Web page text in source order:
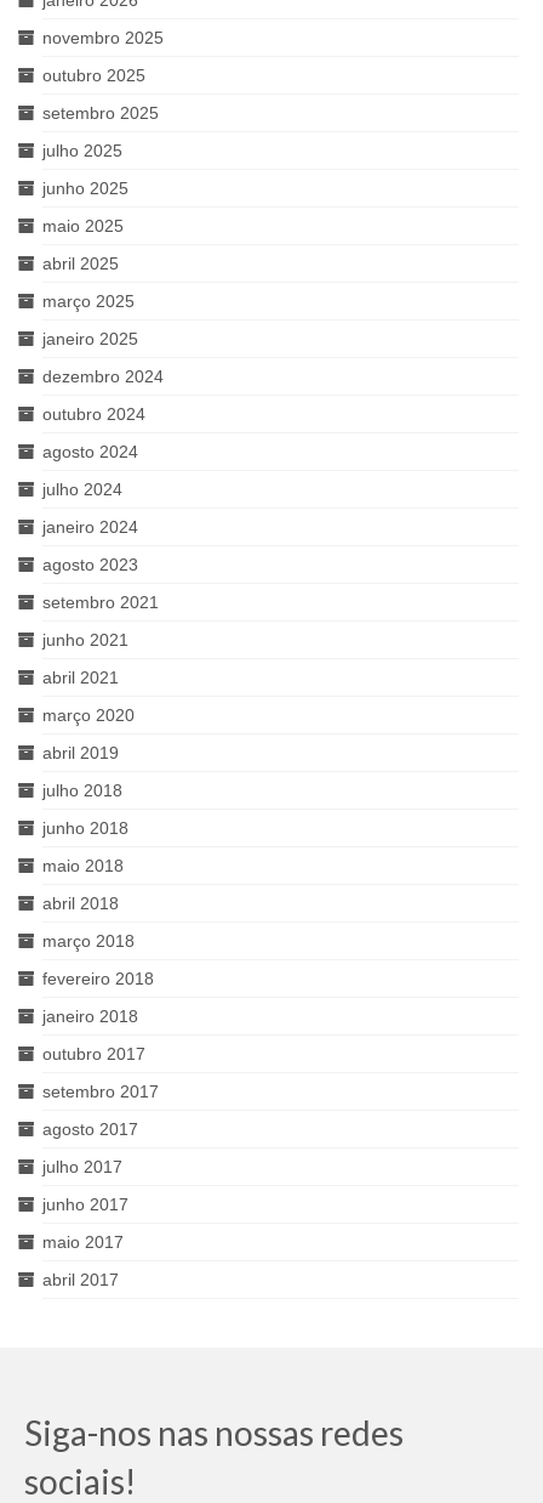
novembro 2025
outubro 2025
setembro 2025
julho 2025
junho 2025
maio 2025
abril 2025
março 2025
janeiro 2025
dezembro 2024
outubro 2024
agosto 2024
julho 2024
janeiro 2024
agosto 2023
setembro 2021
junho 2021
abril 2021
março 2020
abril 2019
julho 2018
junho 2018
maio 2018
abril 2018
março 2018
fevereiro 2018
janeiro 2018
outubro 2017
setembro 2017
agosto 2017
julho 2017
junho 2017
maio 2017
abril 2017
Siga-nos nas nossas redes
sociais!